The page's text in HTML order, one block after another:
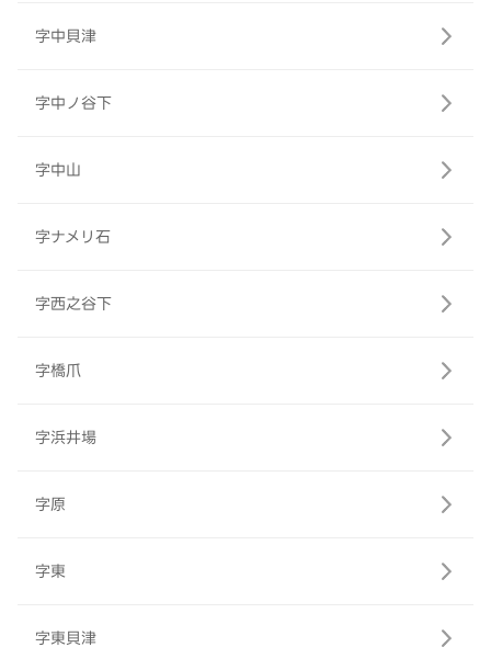
字中貝津
字中ノ谷下
字中山
字ナメリ石
字西之谷下
字橋爪
字浜井場
字原
字東
字東貝津